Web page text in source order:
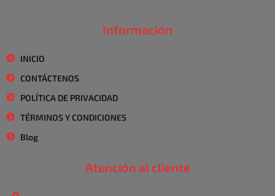
Información
INICIO
CONTÁCTENOS
POLÍTICA DE PRIVACIDAD
TÉRMINOS Y CONDICIONES
Blog
Atención al cliente